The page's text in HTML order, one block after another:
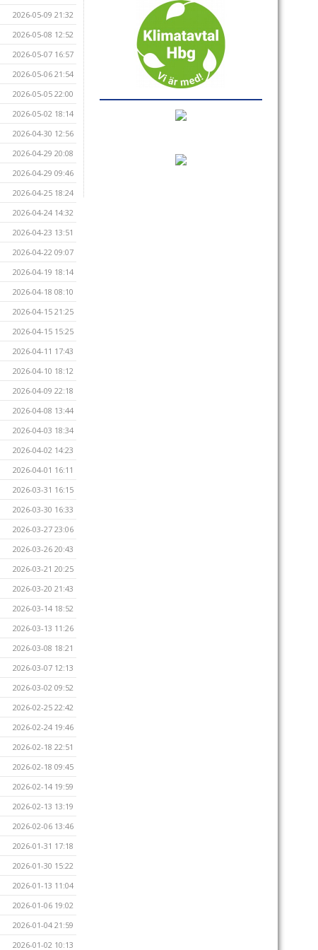
2026-05-09 21:32
2026-05-08 12:52
2026-05-07 16:57
2026-05-06 21:54
2026-05-05 22:00
2026-05-02 18:14
2026-04-30 12:56
2026-04-29 20:08
2026-04-29 09:46
2026-04-25 18:24
2026-04-24 14:32
2026-04-23 13:51
2026-04-22 09:07
2026-04-19 18:14
2026-04-18 08:10
2026-04-15 21:25
2026-04-15 15:25
2026-04-11 17:43
2026-04-10 18:12
2026-04-09 22:18
2026-04-08 13:44
2026-04-03 18:34
2026-04-02 14:23
2026-04-01 16:11
2026-03-31 16:15
2026-03-30 16:33
2026-03-27 23:06
2026-03-26 20:43
2026-03-21 20:25
2026-03-20 21:43
2026-03-14 18:52
2026-03-13 11:26
2026-03-08 18:21
2026-03-07 12:13
2026-03-02 09:52
2026-02-25 22:42
2026-02-24 19:46
2026-02-18 22:51
2026-02-18 09:45
2026-02-14 19:59
2026-02-13 13:19
2026-02-06 13:46
2026-01-31 17:18
2026-01-30 15:22
2026-01-13 11:04
2026-01-06 19:02
2026-01-04 21:59
2026-01-02 10:13